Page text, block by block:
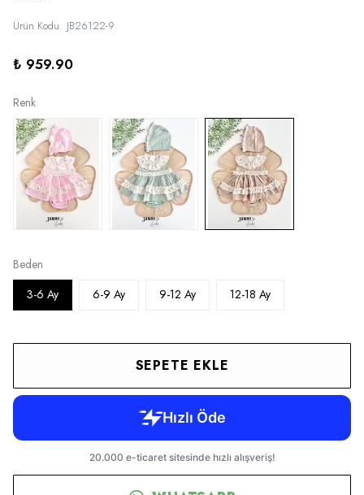
Ürün Kodu: JB26122-9
₺ 959.90
Renk
Beden
3-6 Ay
6-9 Ay 9-12 Ay 12-18 Ay
SEPETE EKLE